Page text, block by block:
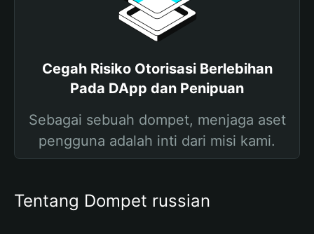
Cegah Risiko Otorisasi Berlebihan
Pada DApp dan Penipuan
Sebagai sebuah dompet, menjaga aset
pengguna adalah inti dari misi kami.
Tentang Dompet russian